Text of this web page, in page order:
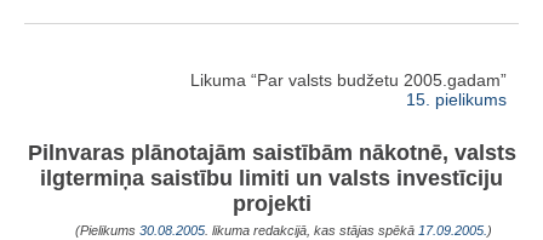
Likuma “Par valsts budžetu 2005.gadam”
15. pielikums
Pilnvaras plānotajām saistībām nākotnē, valsts
ilgtermiņa saistību limiti un valsts investīciju
projekti
(Pielikums 30.08.2005. likuma redakcijā, kas stājas spēkā 17.09.2005.)